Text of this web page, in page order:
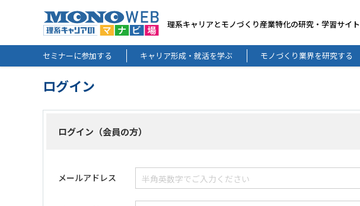
理系キャリアとモノづくり産業特化の研究・学習サイト
セミナーに参加する キャリア形成・就活を学ぶ モノづくり業界を研究する
ログイン
ログイン（会員の方）
メールアドレス